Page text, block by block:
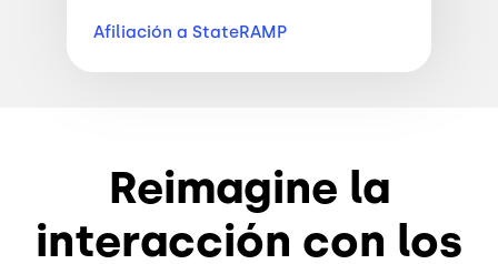
Afiliación a StateRAMP
Reimagine la
interacción con los